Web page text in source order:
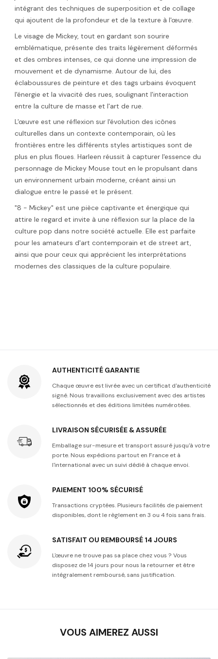
intégrant des techniques de superposition et de collage
qui ajoutent de la profondeur et de la texture à l'œuvre.
Le visage de Mickey, tout en gardant son sourire
emblématique, présente des traits légèrement déformés
et des ombres intenses, ce qui donne une impression de
mouvement et de dynamisme. Autour de lui, des
éclaboussures de peinture et des tags urbains évoquent
l'énergie et la vivacité des rues, soulignant l'interaction
entre la culture de masse et l'art de rue.
L'œuvre est une réflexion sur l'évolution des icônes
culturelles dans un contexte contemporain, où les
frontières entre les différents styles artistiques sont de
plus en plus floues. Harleen réussit à capturer l'essence du
personnage de Mickey Mouse tout en le propulsant dans
un environnement urbain moderne, créant ainsi un
dialogue entre le passé et le présent.
"8 - Mickey" est une pièce captivante et énergique qui
attire le regard et invite à une réflexion sur la place de la
culture pop dans notre société actuelle. Elle est parfaite
pour les amateurs d'art contemporain et de street art,
ainsi que pour ceux qui apprécient les interprétations
modernes des classiques de la culture populaire.
AUTHENTICITÉ GARANTIE
Chaque œuvre est livrée avec un certificat d'authenticité
signé. Nous travaillons exclusivement avec des artistes
sélectionnés et des éditions limitées numérotées.
LIVRAISON SÉCURISÉE & ASSURÉE
Emballage sur-mesure et transport assuré jusqu'à votre
porte. Nous expédions partout en France et à
l'international avec un suivi dédié à chaque envoi.
PAIEMENT 100% SÉCURISÉ
Transactions cryptées. Plusieurs facilités de paiement
disponibles, dont le règlement en 3 ou 4 fois sans frais.
SATISFAIT OU REMBOURSÉ 14 JOURS
L'œuvre ne trouve pas sa place chez vous ? Vous
disposez de 14 jours pour nous la retourner et être
intégralement remboursé, sans justification.
VOUS AIMEREZ AUSSI